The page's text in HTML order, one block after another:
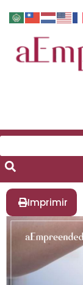
Imprimir